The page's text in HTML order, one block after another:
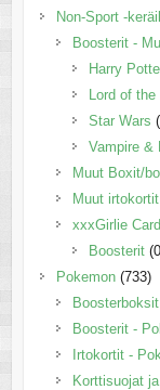
Non-Sport -
Boosterit -
Harry
Lord of the
Star Wars
Vampire &
Muut Boxit/
Muut irtokortit
xxxGirlie
Boosterit
Pokemon (733)
Boosterit -
Irtokortit -
Korttisuojat